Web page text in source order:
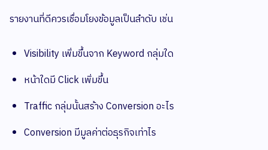
รายงานที่ดีควรเชื่อมโยงข้อมูลเป็นลำดับ เช่น
Visibility เพิ่มขึ้นจาก Keyword กลุ่มใด
หน้าใดมี Click เพิ่มขึ้น
Traffic กลุ่มนั้นสร้าง Conversion อะไร
Conversion มีมูลค่าต่อธุรกิจเท่าไร